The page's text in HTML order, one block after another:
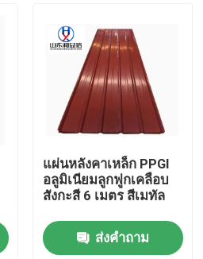
แผ่นหลังคาเหล็ก PPGI
อลูมิเนียมลูกฟูกเคลือบ
สังกะสี 6 เมตร สีเมทัล
ส่งคำถาม